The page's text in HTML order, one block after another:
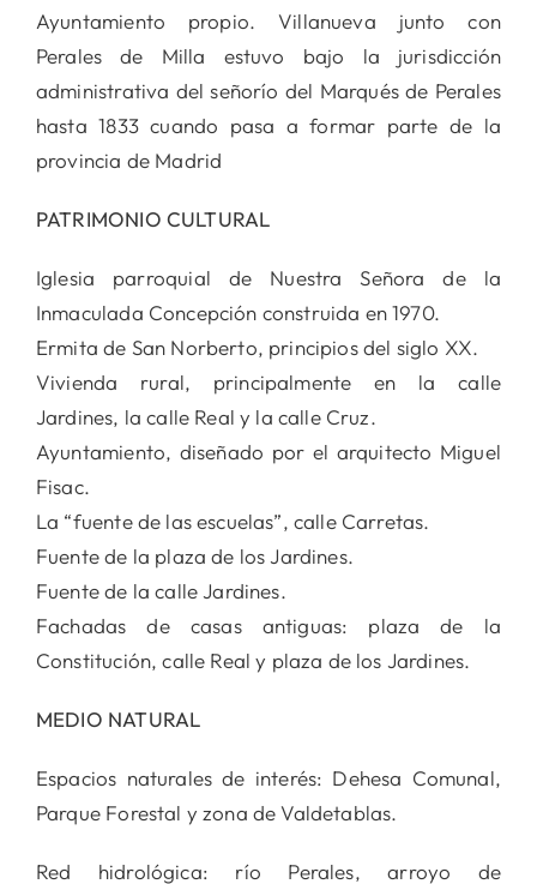
Ayuntamiento propio. Villanueva junto con
Perales de Milla estuvo bajo la jurisdicción
administrativa del señorío del Marqués de Perales
hasta 1833 cuando pasa a formar parte de la
provincia de Madrid
PATRIMONIO CULTURAL
Iglesia parroquial de Nuestra Señora de la
Inmaculada Concepción construida en 1970.
Ermita de San Norberto, principios del siglo XX.
Vivienda rural, principalmente en la calle
Jardines, la calle Real y la calle Cruz.
Ayuntamiento, diseñado por el arquitecto Miguel
Fisac.
La “fuente de las escuelas”, calle Carretas.
Fuente de la plaza de los Jardines.
Fuente de la calle Jardines.
Fachadas de casas antiguas: plaza de la
Constitución, calle Real y plaza de los Jardines.
MEDIO NATURAL
Espacios naturales de interés: Dehesa Comunal,
Parque Forestal y zona de Valdetablas.
Red hidrológica: río Perales, arroyo de